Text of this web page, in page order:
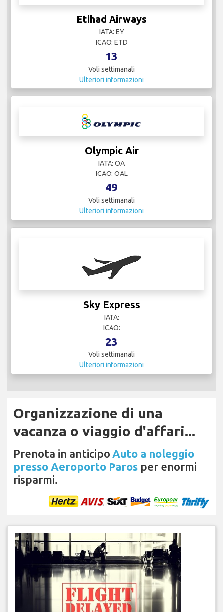
Etihad Airways
IATA: EY
ICAO: ETD
13
Voli settimanali
Ulteriori informazioni
Olympic Air
IATA: OA
ICAO: OAL
49
Voli settimanali
Ulteriori informazioni
Sky Express
IATA:
ICAO:
23
Voli settimanali
Ulteriori informazioni
Organizzazione di una
vacanza o viaggio d'affari...
Prenota in anticipo Auto a noleggio
presso Aeroporto Paros per enormi
risparmi.